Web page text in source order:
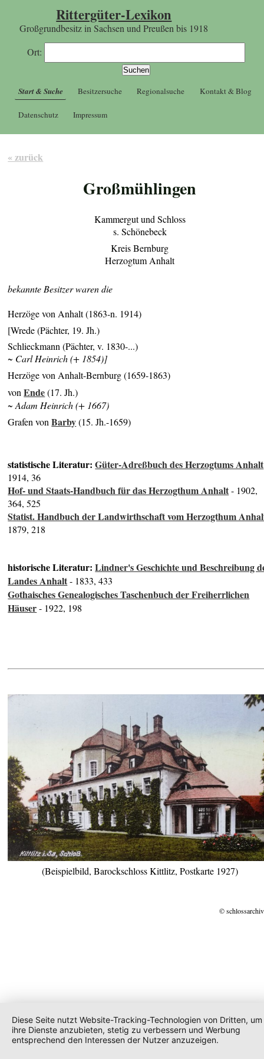
Rittergüter-Lexikon
Großgrundbesitz in Sachsen und Preußen bis 1918
Ort:
Start & Suche Besitzersuche Regionalsuche Kontakt & Blog
Datenschutz Impressum
« zurück
Großmühlingen
Kammergut und Schloss
s. Schönebeck
Kreis Bernburg
Herzogtum Anhalt
bekannte Besitzer waren die
Herzöge von Anhalt (1863-n. 1914)
[Wrede (Pächter, 19. Jh.)
Schlieckmann (Pächter, v. 1830-...)
~ Carl Heinrich (+ 1854)]
Herzöge von Anhalt-Bernburg (1659-1863)
vonEnde(17. Jh.)
~ Adam Heinrich (+ 1667)
Grafen vonBarby(15. Jh.-1659)
statistische Literatur:Güter-Adreßbuch des Herzogtums Anhalt
1914, 36
Hof- und Staats-Handbuch für das Herzogthum Anhalt- 1902,
364, 525
Statist. Handbuch der Landwirthschaft vom Herzogthum
1879, 218
historische Literatur:Lindner's Geschichte und Beschreibung
Landes Anhalt- 1833, 433
Gothaisches Genealogisches Taschenbuch der Freiherrlichen
Häuser- 1922, 198
(Beispielbild, Barockschloss Kittlitz, Postkarte 1927)
©
Diese Seite nutzt Website-Tracking-Technologien von Dritten, um
ihre Dienste anzubieten, stetig zu verbessern und Werbung
entsprechend den Interessen der Nutzer anzuzeigen.